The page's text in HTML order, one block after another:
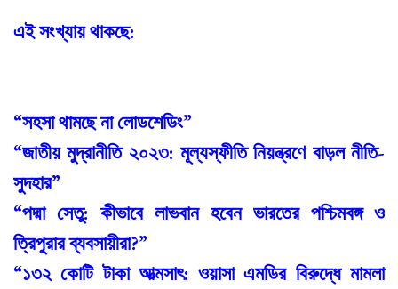
এই সংখ্যায় থাকছে:
“সহসা থামছে না লোডশেডিং”
“জাতীয় মুদ্রানীতি ২০২৩: মূল্যস্ফীতি নিয়ন্ত্রণে বাড়ল নীতি-
সুদহার”
“পদ্মা সেতু: কীভাবে লাভবান হবেন ভারতের পশ্চিমবঙ্গ ও
ত্রিপুরার ব্যবসায়ীরা?”
“১৩২ কোটি টাকা আত্মসাৎ: ওয়াসা এমডির বিরুদ্ধে মামলা